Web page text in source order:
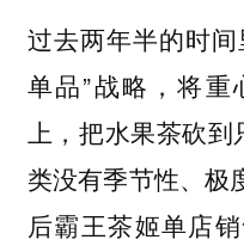
过去两年半的时
单品”战略，将
上，把水果茶砍到
类没有季节性、极
后霸王茶姬单店